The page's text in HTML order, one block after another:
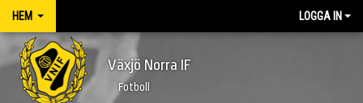
HEM LOGGA IN
Växjö Norra IF
Fotboll